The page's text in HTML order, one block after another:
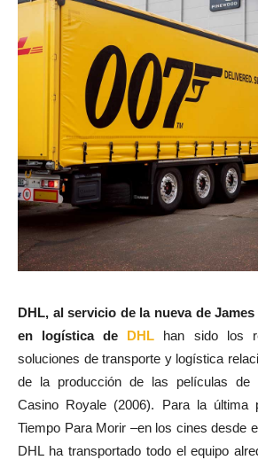
DHL, al servicio de la nueva de
en logística de DHL han sido los
soluciones de transporte y logística
de la producción de las películas de
Casino Royale (2006). Para la última
Tiempo Para Morir –en los cines desde
DHL ha transportado todo el equipo